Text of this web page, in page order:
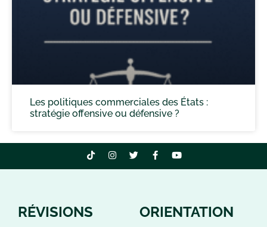
Les politiques commerciales des États :
stratégie offensive ou défensive ?
RÉVISIONS ORIENTATION